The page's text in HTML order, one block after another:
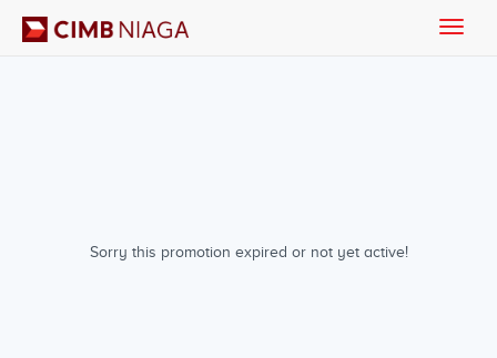
Sorry this promotion expired or not yet active!
Toggle